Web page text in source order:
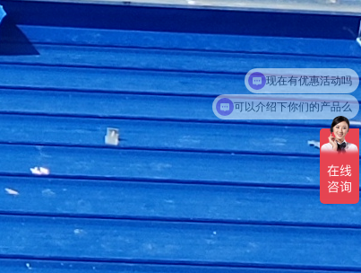
可以介绍下你们的产品么
你们是怎么收费的呢